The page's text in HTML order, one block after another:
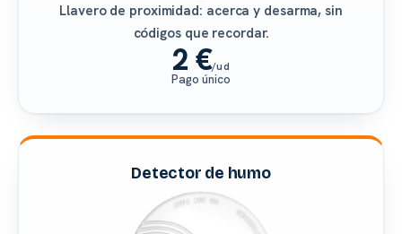
Llavero de proximidad: acerca y desarma, sin
códigos que recordar.
2 €/ud
Pago único
Detector de humo